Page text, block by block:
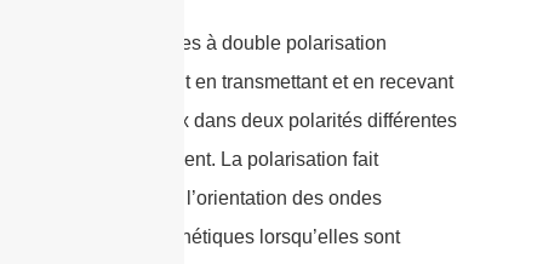
Les antennes à double polarisation
fonctionnent en transmettant et en recevant
des signaux dans deux polarités différentes
simultanément. La polarisation fait
référence à l’orientation des ondes
électromagnétiques lorsqu’elles sont